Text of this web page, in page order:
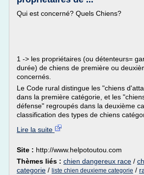
Qui est concerné? Quels Chiens?
1 -> les propriétaires (ou détenteurs=
durée) de chiens de première ou
concernés.
Le Code rural distingue les "chiens
dans la première catégorie, et les
défense" regroupés dans la deuxième
classification des types de chiens
Lire la suite
Site : http://www.helpotoutou.com
Thèmes liés : chien dangereux race /
categorie / liste chien deuxieme categorie /